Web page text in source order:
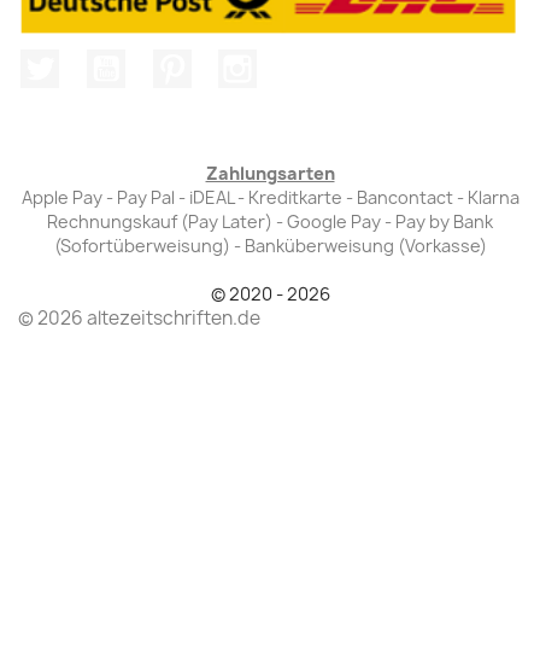
Zahlungsarten
Apple Pay - Pay Pal - iDEAL - Kreditkarte - Bancontact - Klarna
Rechnungskauf (Pay Later) - Google Pay - Pay by Bank
(Sofortüberweisung) - Banküberweisung (Vorkasse)
© 2020 - 2026
© 2026 altezeitschriften.de